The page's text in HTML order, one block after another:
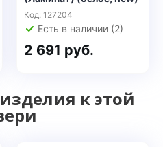
Код: 127204
Есть в наличии (2)
2 691 руб.
к этой